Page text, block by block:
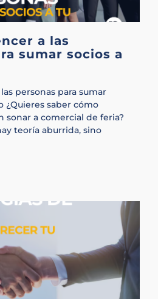
a las
sumar socios a
personas para sumar
¿Quieres saber cómo
sonar a comercial de feria?
teoría aburrida, sino